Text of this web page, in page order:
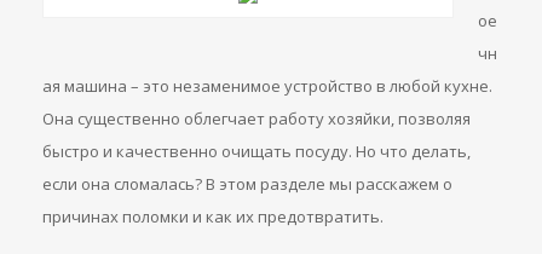
ое
чн
ая машина – это незаменимое устройство в любой кухне.
Она существенно облегчает работу хозяйки, позволяя
быстро и качественно очищать посуду. Но что делать,
если она сломалась? В этом разделе мы расскажем о
причинах поломки и как их предотвратить.